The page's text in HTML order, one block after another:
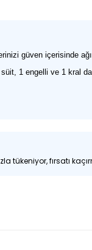
güven içerisinde
1 engelli ve 1 kral
tükeniyor, fırsatı